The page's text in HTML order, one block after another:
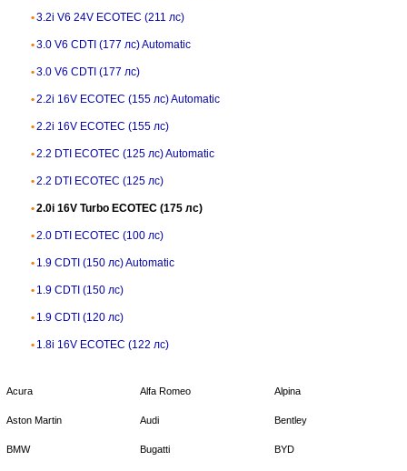
3.2i V6 24V ECOTEC (211 лс)
3.0 V6 CDTI (177 лс) Automatic
3.0 V6 CDTI (177 лс)
2.2i 16V ECOTEC (155 лс) Automatic
2.2i 16V ECOTEC (155 лс)
2.2 DTI ECOTEC (125 лс) Automatic
2.2 DTI ECOTEC (125 лс)
2.0i 16V Turbo ECOTEC (175 лс)
2.0 DTI ECOTEC (100 лс)
1.9 CDTI (150 лс) Automatic
1.9 CDTI (150 лс)
1.9 CDTI (120 лс)
1.8i 16V ECOTEC (122 лс)
Acura Alfa Romeo Alpina
Aston Martin Audi Bentley
BMW Bugatti BYD